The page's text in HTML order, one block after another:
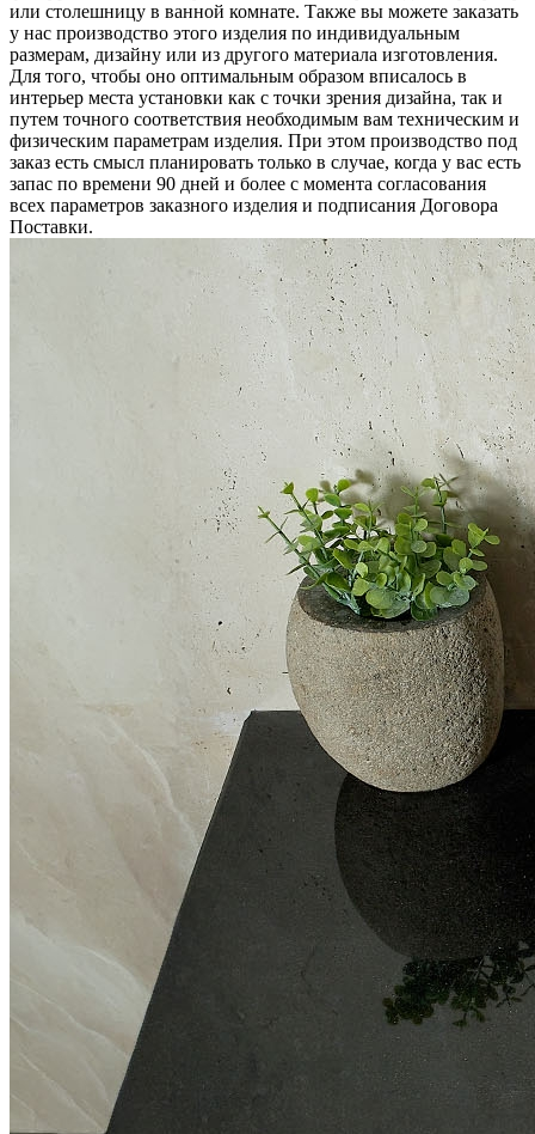
или столешницу в ванной комнате. Также вы можете заказать
у нас производство этого изделия по индивидуальным
размерам, дизайну или из другого материала изготовления.
Для того, чтобы оно оптимальным образом вписалось в
интерьер места установки как с точки зрения дизайна, так и
путем точного соответствия необходимым вам техническим и
физическим параметрам изделия. При этом производство под
заказ есть смысл планировать только в случае, когда у вас есть
запас по времени 90 дней и более с момента согласования
всех параметров заказного изделия и подписания Договора
Поставки.